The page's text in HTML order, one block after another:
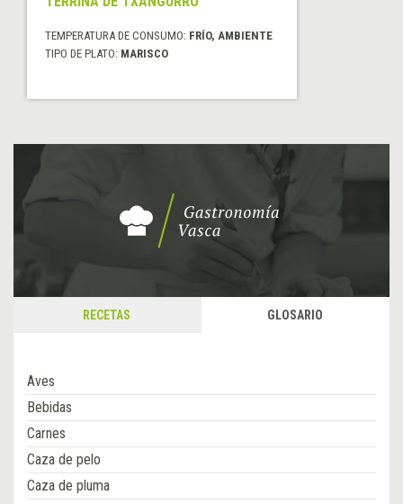
TEMPERATURA DE CONSUMO: FRÍO, AMBIENTE
TIPO DE PLATO: MARISCO
RECETAS GLOSARIO
Aves
Bebidas
Carnes
Caza de pelo
Caza de pluma